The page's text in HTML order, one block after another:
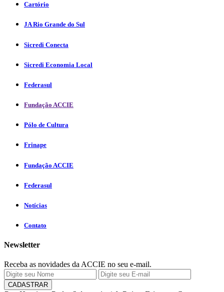
Cartório
JA Rio Grande do Sul
Sicredi Conecta
Sicredi Economia Local
Federasul
Fundação ACCIE
Pólo de Cultura
Frinape
Fundação ACCIE
Federasul
Notícias
Contato
Newsletter
Receba as novidades da ACCIE no seu e-mail.